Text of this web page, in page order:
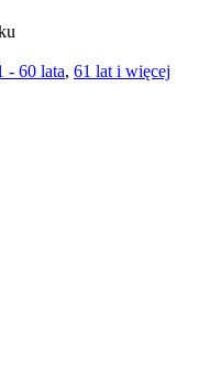
- 60 lata, 61 lat i więcej